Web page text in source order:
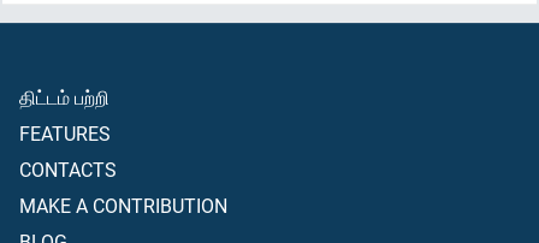
திட்டம் பற்றி
FEATURES
CONTACTS
MAKE A CONTRIBUTION